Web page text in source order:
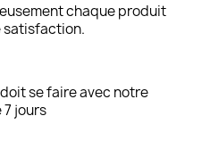
chaque produit
satisfaction.
se faire avec notre
7 jours